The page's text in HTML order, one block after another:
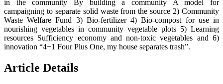
in the community By building a community A model for
campaigning to separate solid waste from the source 2) Community
Waste Welfare Fund 3) Bio-fertilizer 4) Bio-compost for use in
nourishing vegetables in community vegetable plots 5) Learning
resources Sufficiency economy and non-toxic vegetables and 6)
innovation “4+1 Four Plus One, my house separates trash”.
Article Details